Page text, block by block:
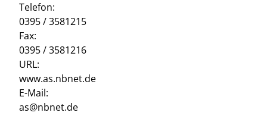
Telefon:
0395 / 3581215
Fax:
0395 / 3581216
URL:
www.as.nbnet.de
E-Mail:
as@nbnet.de